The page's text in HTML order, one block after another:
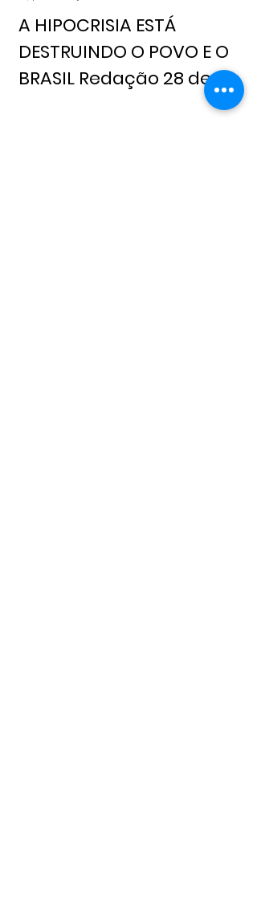
A HIPOCRISIA ESTÁ
DESTRUINDO O POVO E O
BRASIL Redação 28 de
julho, 2026 Notícia Livre